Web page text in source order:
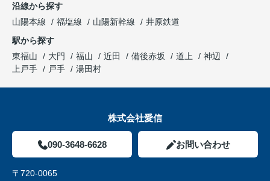
沿線から探す
山陽本線
福塩線 山陽新幹線
井原鉄道
駅から探す
東福山
大門 福山 近田 備後赤坂 道上
神辺
上戸手
戸手 湯田村
株式会社愛信
090-3648-6628 お問い合わせ
〒720-0065